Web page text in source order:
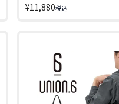
¥11,880税込